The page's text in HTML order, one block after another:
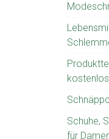
Schuhe,
für